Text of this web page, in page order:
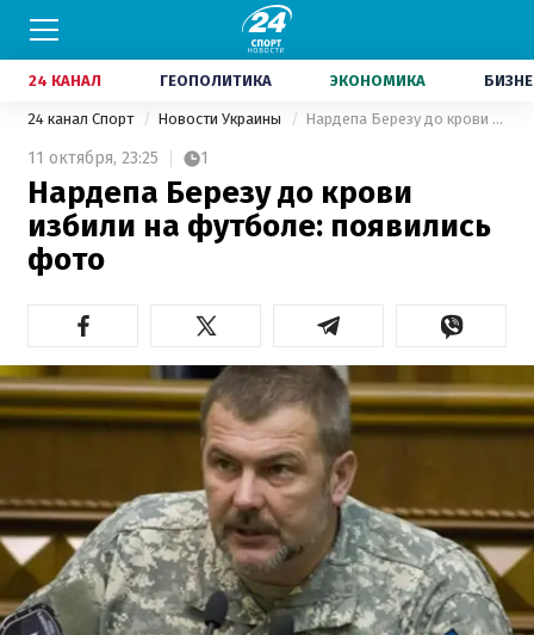
24 КАНАЛ ГЕОПОЛИТИКА ЭКОНОМИКА
24 канал Спорт Новости Украины Нардепа Березу до крови избили на футболе: появились фото
11 октября, 23:25 1
Нардепа Березу до крови
избили на футболе: появились
фото